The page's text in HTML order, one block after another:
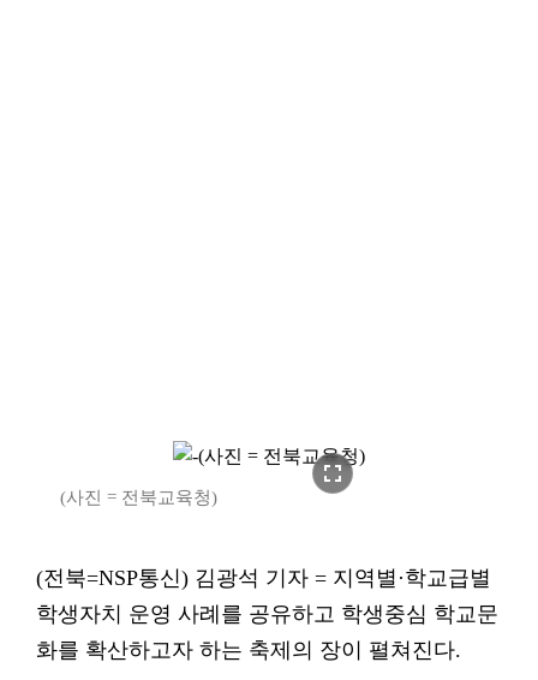
fullscreen
(사진 = 전북교육청)
(전북=NSP통신) 김광석 기자 = 지역별·학교급별
학생자치 운영 사례를 공유하고 학생중심 학교문
화를 확산하고자 하는 축제의 장이 펼쳐진다.